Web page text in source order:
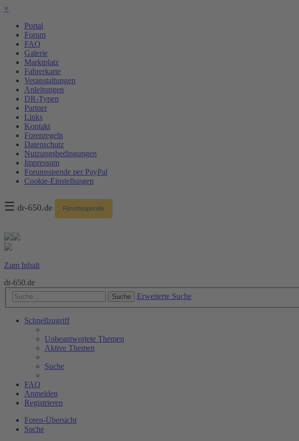
×
Portal
Forum
FAQ
Galerie
Marktplatz
Fahrerkarte
Veranstaltungen
Anleitungen
DR-Typen
Partner
Links
Kontakt
Forenregeln
Datenschutz
Nutzungsbedingungen
Impressum
Forumsspende per PayPal
Cookie-Einstellungen
☰ dr-650.de Forumsspende
Zum Inhalt
dr-650.de
Suche Erweiterte Suche
Schnellzugriff
Unbeantwortete Themen
Aktive Themen
Suche
FAQ
Anmelden
Registrieren
Foren-Übersicht
Suche